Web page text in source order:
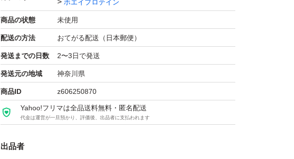
ホエイプロテイン
商品の状態 未使用
配送の方法 おてがる配送（日本郵便）
発送までの日数 2〜3日で発送
発送元の地域 神奈川県
商品ID z606250870
Yahoo!フリマは全品送料無料・匿名配送
代金は運営が一旦預かり、評価後、出品者に支払われます
出品者